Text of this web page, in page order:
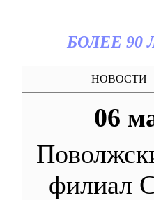
БОЛЕЕ
НОВОСТИ
06
филиал